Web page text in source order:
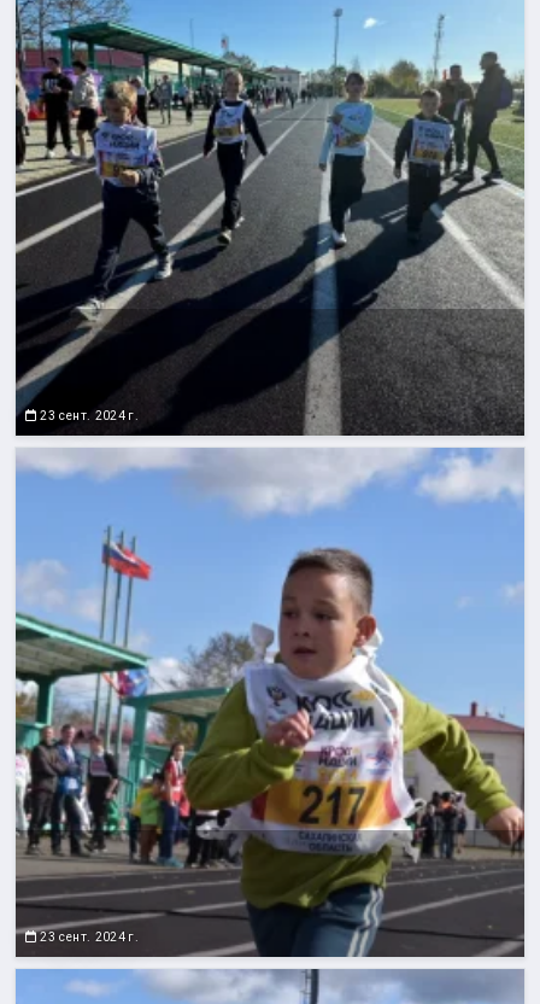
23 сент. 2024 г.
23 сент. 2024 г.